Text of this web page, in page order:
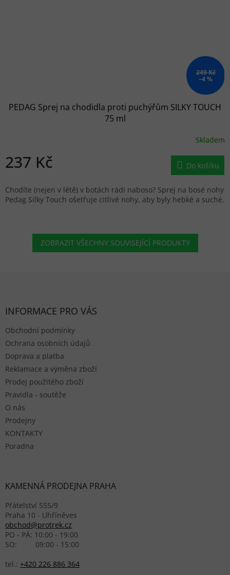
249 Kč
–4 %
PEDAG Sprej na chodidla proti puchýřům SILKY TOUCH
75 ml
Skladem
237 Kč Do košíku
Chodíte (nejen v létě) v botách rádi naboso? Sprej na bosé nohy
Pedag Silky Touch ošetřuje citlivé nohy, aby byly hebké a suché.
ZOBRAZIT VŠECHNY SOUVISEJÍCÍ PRODUKTY
INFORMACE PRO VÁS
Obchodní podmínky
Ochrana osobních údajů
Doprava a platba
Reklamace a výměna zboží
Prodej použitého zboží
Pravidla - soutěže
O nás
Prodejny
KONTAKTY
Poradna
KAMENNÁ PRODEJNA PRAHA
Přátelství 555/9
Praha 10 - Uhříněves
obchod@protrek.cz
PO - PÁ: 10:00 - 19:00
SO: 09:00 - 15:00
tel.: +420 226 886 364